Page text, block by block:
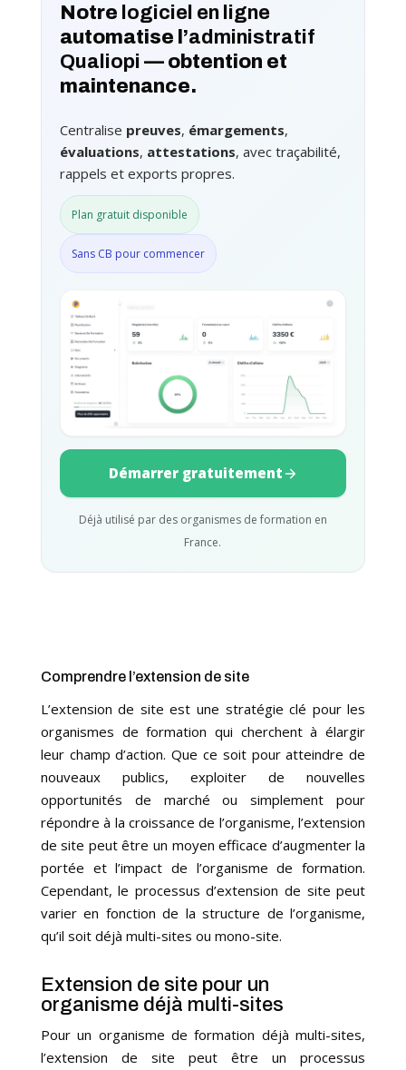
Notre logiciel en ligne
automatise l’administratif
Qualiopi — obtention et
maintenance.
Centralise preuves, émargements,
évaluations, attestations, avec traçabilité,
rappels et exports propres.
Plan gratuit disponible
Sans CB pour commencer
Démarrer gratuitement
Déjà utilisé par des organismes de formation en
France.
Comprendre l’extension de site
L’extension de site est une stratégie clé pour les
organismes de formation qui cherchent à élargir
leur champ d’action. Que ce soit pour atteindre de
nouveaux publics, exploiter de nouvelles
opportunités de marché ou simplement pour
répondre à la croissance de l’organisme, l’extension
de site peut être un moyen efficace d’augmenter la
portée et l’impact de l’organisme de formation.
Cependant, le processus d’extension de site peut
varier en fonction de la structure de l’organisme,
qu’il soit déjà multi-sites ou mono-site.
Extension de site pour un
organisme déjà multi-sites
Pour un organisme de formation déjà multi-sites,
l’extension de site peut être un processus